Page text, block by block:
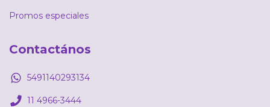
Promos especiales
Contactános
5491140293134
11 4966-3444